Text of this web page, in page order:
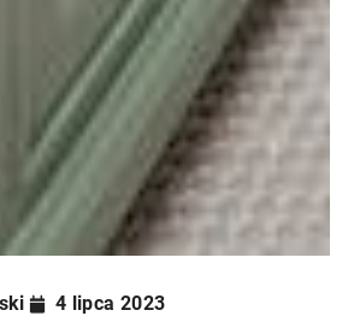
4 lipca 2023